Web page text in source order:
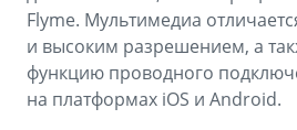
Flyme. Мультимедиа
и высоким разрешением, а
функцию проводного
на платформах iOS и Android.